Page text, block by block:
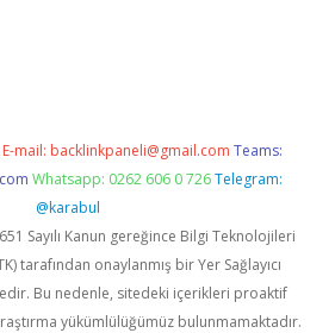
E-mail: backlinkpaneli@gmail.com Teams:
Whatsapp: 0262 606 0 726 Telegram:
@karabul
Sayılı Kanun gereğince Bilgi Teknolojileri
tarafından onaylanmış bir Yer Sağlayıcı
Bu nedenle, sitedeki içerikleri proaktif
yükümlülüğümüz bulunmamaktadır.